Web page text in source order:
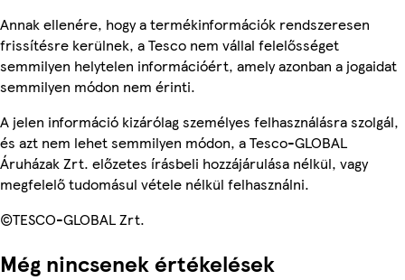
Annak ellenére, hogy a termékinformációk rendszeresen
frissítésre kerülnek, a Tesco nem vállal felelősséget
semmilyen helytelen információért, amely azonban a jogaidat
semmilyen módon nem érinti.
A jelen információ kizárólag személyes felhasználásra szolgál,
és azt nem lehet semmilyen módon, a Tesco-GLOBAL
Áruházak Zrt. előzetes írásbeli hozzájárulása nélkül, vagy
megfelelő tudomásul vétele nélkül felhasználni.
©TESCO-GLOBAL Zrt.
Még nincsenek értékelések